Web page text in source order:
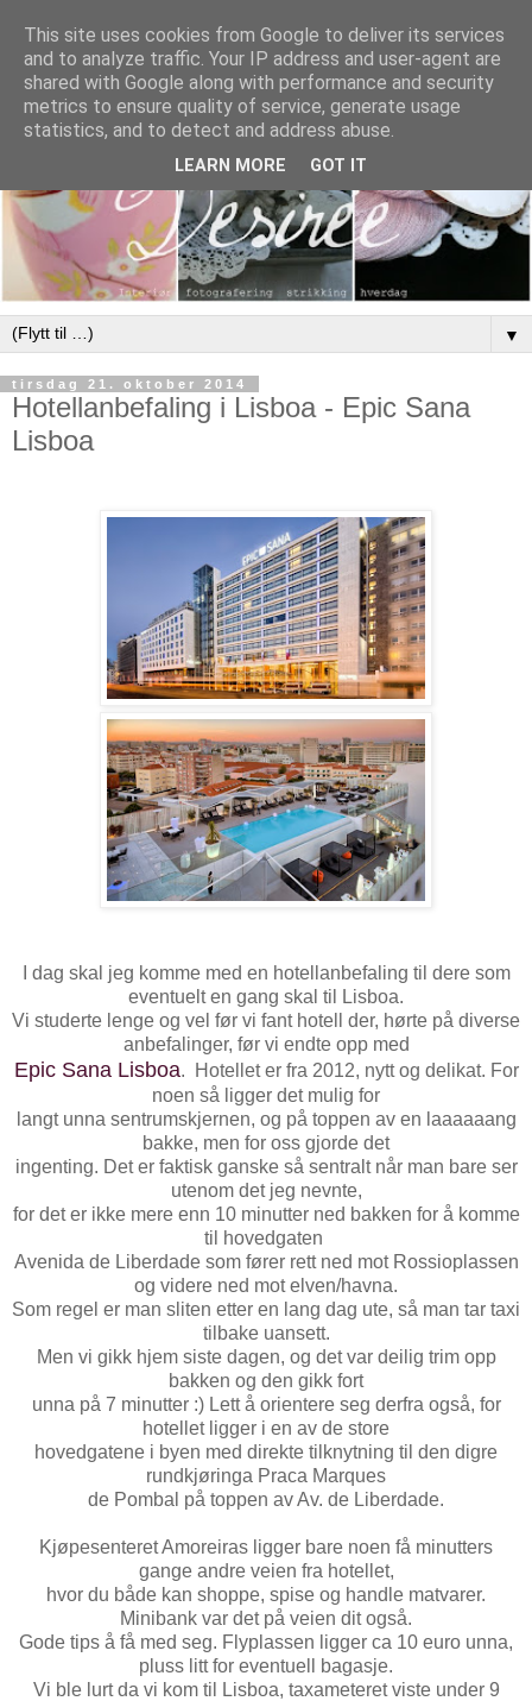
▼
tirsdag 21. oktober 2014
Hotellanbefaling i Lisboa - Epic Sana
Lisboa
I dag skal jeg komme med en hotellanbefaling til dere som
eventuelt en gang skal til Lisboa.
Vi studerte lenge og vel før vi fant hotell der, hørte på diverse
anbefalinger, før vi endte opp med
Epic Sana Lisboa. Hotellet er fra 2012, nytt og delikat. For
noen så ligger det mulig for
langt unna sentrumskjernen, og på toppen av en laaaaaang
bakke, men for oss gjorde det
ingenting. Det er faktisk ganske så sentralt når man bare ser
utenom det jeg nevnte,
for det er ikke mere enn 10 minutter ned bakken for å komme
til hovedgaten
Avenida de Liberdade som fører rett ned mot Rossioplassen
og videre ned mot elven/havna.
Som regel er man sliten etter en lang dag ute, så man tar taxi
tilbake uansett.
Men vi gikk hjem siste dagen, og det var deilig trim opp
bakken og den gikk fort
unna på 7 minutter :) Lett å orientere seg derfra også, for
hotellet ligger i en av de store
hovedgatene i byen med direkte tilknytning til den digre
rundkjøringa Praca Marques
de Pombal på toppen av Av. de Liberdade.
Kjøpesenteret Amoreiras ligger bare noen få minutters
gange andre veien fra hotellet,
hvor du både kan shoppe, spise og handle matvarer.
Minibank var det på veien dit også.
Gode tips å få med seg. Flyplassen ligger ca 10 euro unna,
pluss litt for eventuell bagasje.
Vi ble lurt da vi kom til Lisboa, taxameteret viste under 9
This site uses cookies from Google to deliver its services
and to analyze traffic. Your IP address and user-agent are
shared with Google along with performance and security
metrics to ensure quality of service, generate usage
statistics, and to detect and address abuse.
LEARN MORE GOT IT